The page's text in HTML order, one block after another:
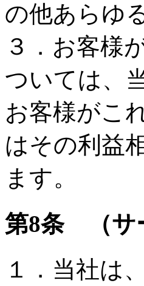
の他あらゆ
３．お客様
ついては、
お客様がこ
はその利益
ます。
第8条 （サ
１．当社は